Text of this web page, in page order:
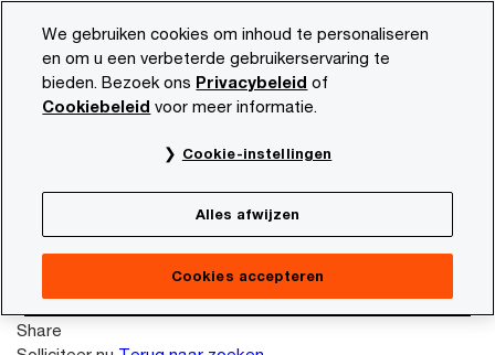
content
footer
PwC NL Carrière Vacature beschrijving
search again to look for other opportunities.
Terug naar zoeken
Failed reading job content.
Solliciteer nu
Share
We gebruiken cookies om inhoud te personaliseren
en om u een verbeterde gebruikerservaring te
bieden. Bezoek ons Privacybeleid of
Cookiebeleid voor meer informatie.
Cookie-instellingen
Alles afwijzen
Cookies accepteren